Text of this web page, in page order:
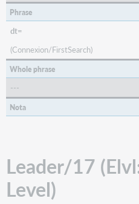
Phrase
dt=
(Connexion/FirstSearch)
Whole phrase
---
Nota
Leader/17
Level)